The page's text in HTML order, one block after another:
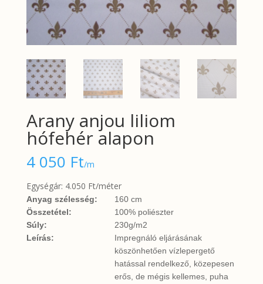
Arany anjou liliom
hófehér alapon
4 050 Ft/m
Egységár: 4.050 Ft/méter
Anyag szélesség:
160 cm
Összetétel:
100% poliészter
Súly:
230g/m2
Leírás:
Impregnáló eljárásának
köszönhetően vízlepergető
hatással rendelkező, közepesen
erős, de mégis kellemes, puha